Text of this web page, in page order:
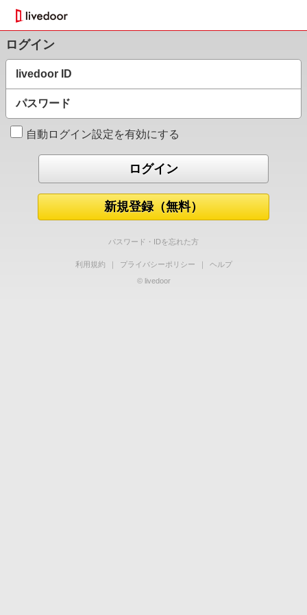
ログイン
livedoor ID
パスワード
自動ログイン設定を有効にする
新規登録（無料）
パスワード・IDを忘れた方
利用規約 ｜ プライバシーポリシー ｜
ヘルプ
© livedoor